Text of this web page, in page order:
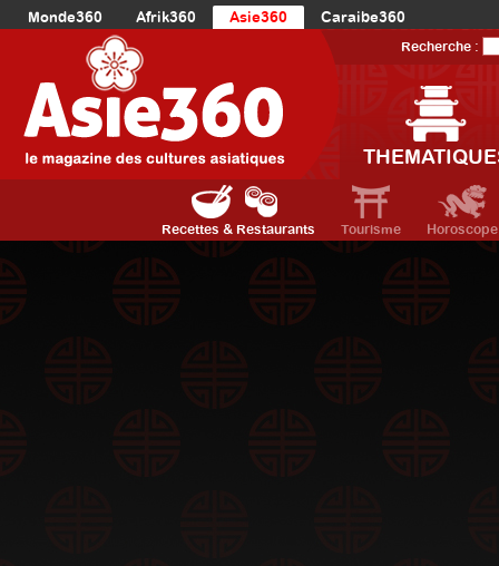
Monde360 Afrik360 Asie360
Caraibe360
Europe360
AmériqueDuNord360
Océanie360
Recherche :
Recettes & Restaurants Tourisme Horoscope